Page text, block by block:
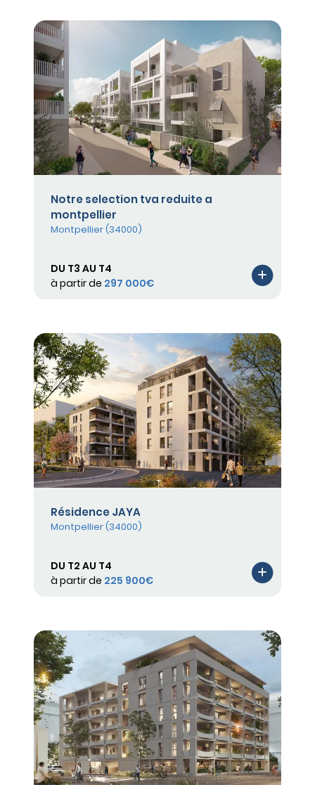
Notre selection tva reduite a
montpellier
Montpellier (34000)
DU T3 AU T4
à partir de 297 000€
Résidence JAYA
Montpellier (34000)
DU T2 AU T4
à partir de 225 900€